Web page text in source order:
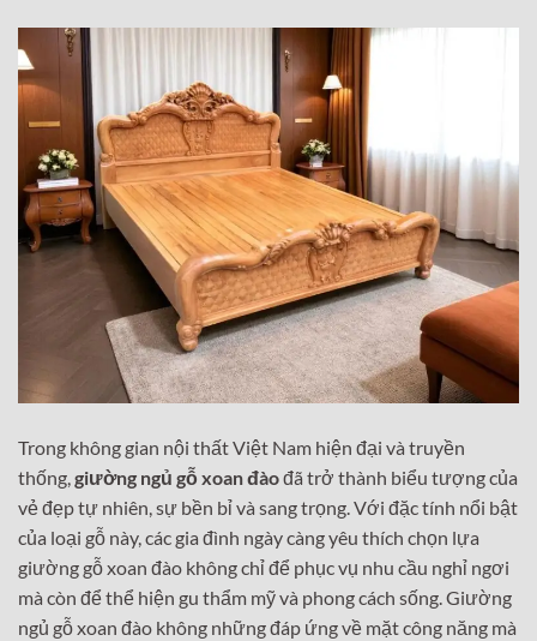
Trong không gian nội thất Việt Nam hiện đại và truyền
thống,giường ngủ gỗ xoan đàođã trở thành biểu tượng của
vẻ đẹp tự nhiên, sự bền bỉ và sang trọng. Với đặc tính nổi bật
của loại gỗ này, các gia đình ngày càng yêu thích chọn lựa
giường gỗ xoan đào không chỉ để phục vụ nhu cầu nghỉ ngơi
mà còn để thể hiện gu thẩm mỹ và phong cách sống. Giường
ngủ gỗ xoan đào không những đáp ứng về mặt công năng mà